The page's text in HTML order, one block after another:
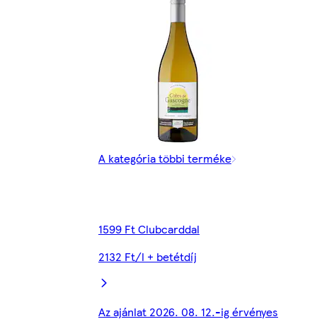
A kategória többi terméke
1599 Ft Clubcarddal
2132 Ft/l + betétdíj
Az ajánlat 2026. 08. 12.-ig érvényes